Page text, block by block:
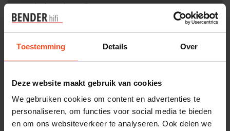
Toestemming Details Over
Deze website maakt gebruik van cookies
We gebruiken cookies om content en advertenties te
personaliseren, om functies voor social media te bieden
en om ons websiteverkeer te analyseren. Ook delen we
nodig bij je bestelling? Neem contact op met onze
klantenservice.
Interesse in product
Productomschrijving